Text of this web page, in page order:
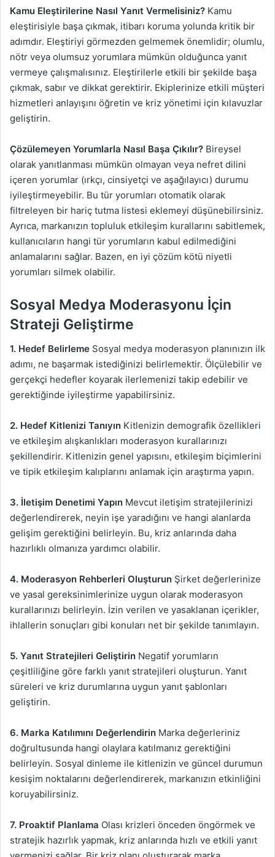
Kamu Eleştirilerine Nasıl Yanıt Vermelisiniz? Kamu
eleştirisiyle başa çıkmak, itibarı koruma yolunda kritik bir
adımdır. Eleştiriyi görmezden gelmemek önemlidir; olumlu,
nötr veya olumsuz yorumlara mümkün olduğunca yanıt
vermeye çalışmalısınız. Eleştirilerle etkili bir şekilde başa
çıkmak, sabır ve dikkat gerektirir. Ekiplerinize etkili müşteri
hizmetleri anlayışını öğretin ve kriz yönetimi için kılavuzlar
geliştirin.
Çözülemeyen Yorumlarla Nasıl Başa Çıkılır? Bireysel
olarak yanıtlanması mümkün olmayan veya nefret dilini
içeren yorumlar (ırkçı, cinsiyetçi ve aşağılayıcı) durumu
iyileştirmeyebilir. Bu tür yorumları otomatik olarak
filtreleyen bir hariç tutma listesi eklemeyi düşünebilirsiniz.
Ayrıca, markanızın topluluk etkileşim kurallarını sabitlemek,
kullanıcıların hangi tür yorumların kabul edilmediğini
anlamalarını sağlar. Bazen, en iyi çözüm kötü niyetli
yorumları silmek olabilir.
Sosyal Medya Moderasyonu İçin
Strateji Geliştirme
1. Hedef Belirleme Sosyal medya moderasyon planınızın ilk
adımı, ne başarmak istediğinizi belirlemektir. Ölçülebilir ve
gerçekçi hedefler koyarak ilerlemenizi takip edebilir ve
gerektiğinde iyileştirme yapabilirsiniz.
2. Hedef Kitlenizi Tanıyın Kitlenizin demografik özellikleri
ve etkileşim alışkanlıkları moderasyon kurallarınızı
şekillendirir. Kitlenizin genel yapısını, etkileşim biçimlerini
ve tipik etkileşim kalıplarını anlamak için araştırma yapın.
3. İletişim Denetimi Yapın Mevcut iletişim stratejilerinizi
değerlendirerek, neyin işe yaradığını ve hangi alanlarda
gelişim gerektiğini belirleyin. Bu, kriz anlarında daha
hazırlıklı olmanıza yardımcı olabilir.
4. Moderasyon Rehberleri Oluşturun Şirket değerlerinize
ve yasal gereksinimlerinize uygun olarak moderasyon
kurallarınızı belirleyin. İzin verilen ve yasaklanan içerikler,
ihlallerin sonuçları gibi konuları net bir şekilde tanımlayın.
5. Yanıt Stratejileri Geliştirin Negatif yorumların
çeşitliliğine göre farklı yanıt stratejileri oluşturun. Yanıt
süreleri ve kriz durumlarına uygun yanıt şablonları
geliştirin.
6. Marka Katılımını Değerlendirin Marka değerleriniz
doğrultusunda hangi olaylara katılmanız gerektiğini
belirleyin. Sosyal dinleme ile kitlenizin ve güncel durumun
kesişim noktalarını değerlendirerek, markanızın etkinliğini
koruyabilirsiniz.
7. Proaktif Planlama Olası krizleri önceden öngörmek ve
stratejik hazırlık yapmak, kriz anlarında hızlı ve etkili yanıt